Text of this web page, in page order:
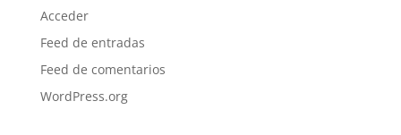
Acceder
Feed de entradas
Feed de comentarios
WordPress.org